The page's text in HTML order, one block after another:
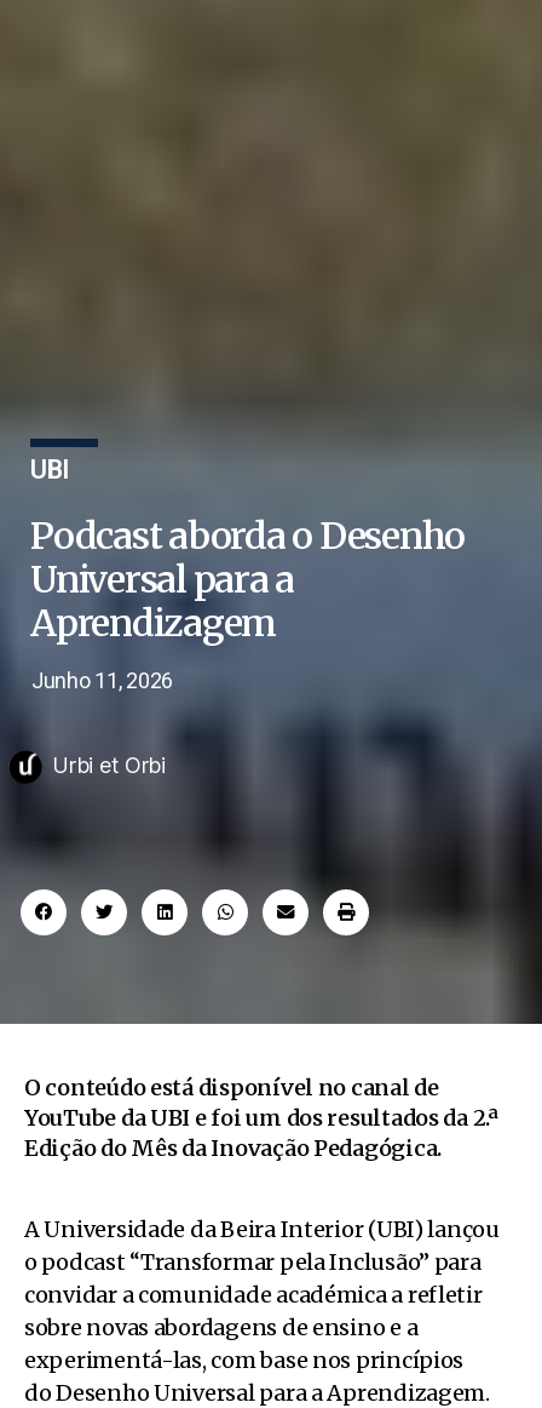
UBI
Podcast aborda o Desenho
Universal para a
Aprendizagem
Junho 11, 2026
Urbi et Orbi
O conteúdo está disponível no canal de
YouTube da UBI e foi um dos resultados da 2.ª
Edição do Mês da Inovação Pedagógica.
A Universidade da Beira Interior (UBI) lançou
o podcast “Transformar pela Inclusão” para
convidar a comunidade académica a refletir
sobre novas abordagens de ensino e a
experimentá-las, com base nos princípios
do Desenho Universal para a Aprendizagem.